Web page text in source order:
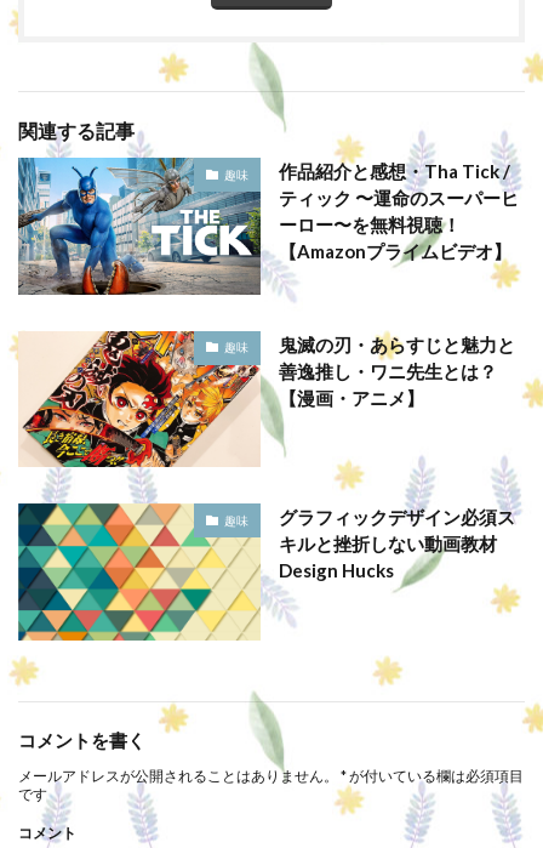
関連する記事
趣味
作品紹介と感想・Tha Tick /
ティック 〜運命のスーパーヒ
ーロー〜を無料視聴！
【Amazonプライムビデオ】
趣味
鬼滅の刃・あらすじと魅力と
善逸推し・ワニ先生とは？
【漫画・アニメ】
趣味
グラフィックデザイン必須ス
キルと挫折しない動画教材
Design Hucks
コメントを書く
メールアドレスが公開されることはありません。 *が付いている欄は必須項目
です
コメント